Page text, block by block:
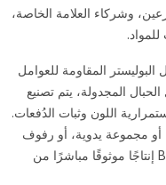
وشركاء العلامة الخاصة،
المقاومة للعوامل
المجدولة، يتم تصنيع
اللون وثبات الدُفعات.
مجموعة يدوية، أو رفوف
متجر، أو طلبات جملة متكررة، توفر Bevella إنتاجًا موثوقًا مباشرًا من